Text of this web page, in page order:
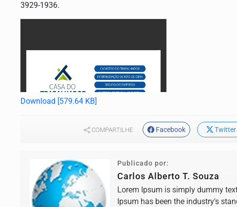
3929-1936.
Download [579.64 KB]
COMPARTILHE Facebook Twitter
Publicado por:
Carlos Alberto T. Souza
Lorem Ipsum is simply dummy
Ipsum has been the industry's